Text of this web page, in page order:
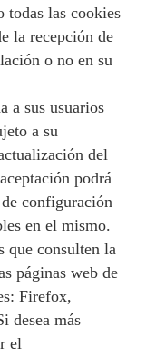
todas las cookies
la recepción de
o no en su
a sus usuarios
a su
del
podrá
configuración
en el mismo.
que consulten la
páginas web de
Firefox,
desea más
el